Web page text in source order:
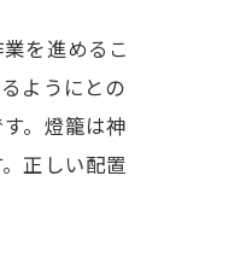
を進めるこ
ようにとの
。燈籠は神
正しい配置